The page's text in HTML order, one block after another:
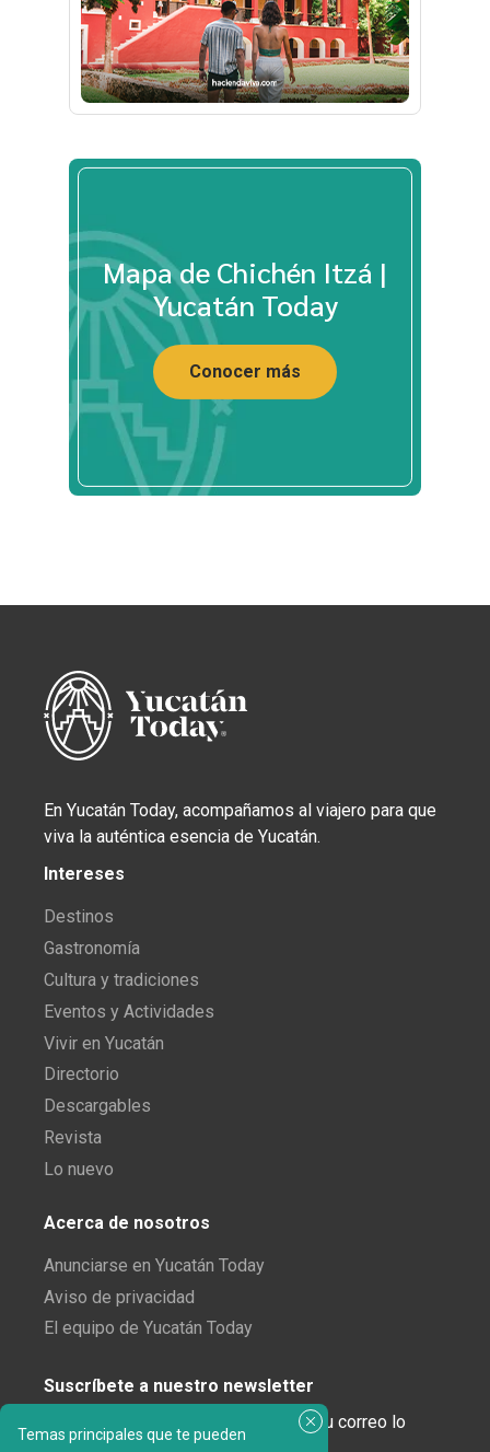
Temas principales que te pueden
Mapa de Chichén Itzá |
Yucatán Today
Conocer más
En Yucatán Today, acompañamos al viajero para que
viva la auténtica esencia de Yucatán.
Intereses
Destinos
Gastronomía
Cultura y tradiciones
Eventos y Actividades
Vivir en Yucatán
Directorio
Descargables
Revista
Lo nuevo
Acerca de nosotros
Anunciarse en Yucatán Today
Aviso de privacidad
El equipo de Yucatán Today
Suscríbete a nuestro newsletter
¿Enamorado de Yucatán? Recibe en tu correo lo